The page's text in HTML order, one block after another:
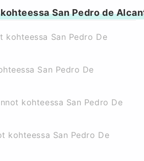
San Pedro de
kohteessa San Pedro De
San Pedro De
kohteessa San Pedro De
kohteessa San Pedro De